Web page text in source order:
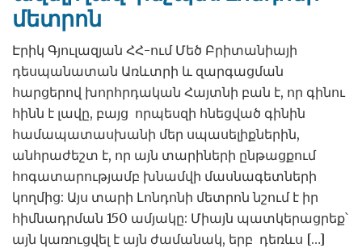
մետրոն
Էրիկ Գյուլազյան ՀՀ-ում Մեծ Բրիտանիայի
դեսպանատան Առևտրի և զարգացման
հարցերով խորհրդական Հայտնի բան է, որ գինու
հինն է լավը, բայց որպեսզի հնեցված գինին
համապատասխանի մեր սպասելիքներին,
անհրաժեշտ է, որ այն տարիների ընթացքում
հոգատարությամբ խնամվի մասնագետների
կողմից: Այս տարի Լոնդոնի մետրոն նշում է իր
հիմնադրման 150 ամյակը: Միայն պատկերացրեք՝
այն կառուցվել է այն ժամանակ, երբ դեռևս […]